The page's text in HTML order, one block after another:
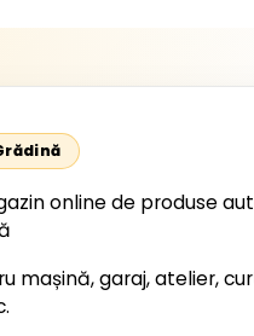
online de produse
mașină, garaj, atelier,